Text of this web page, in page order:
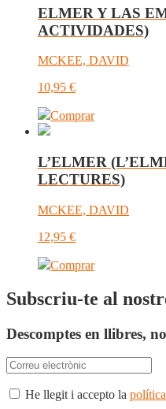
ELMER Y LAS
ACTIVIDADES)
MCKEE, DAVID
10,95 €
Comprar
L’ELMER
LECTURES)
MCKEE, DAVID
12,95 €
Comprar
Subscriu-te al
Descomptes en llibres,
He llegit i accepto la